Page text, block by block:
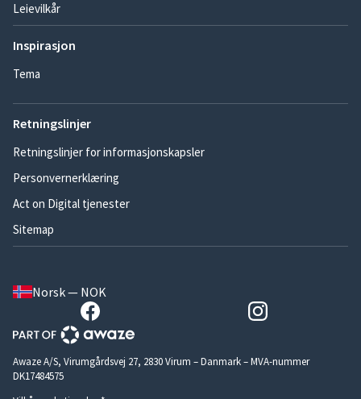
Leievilkår
Inspirasjon
Tema
Retningslinjer
Retningslinjer for informasjonskapsler
Personvernerklæring
Act on Digital tjenester
Sitemap
Norsk — NOK
Awaze A/S, Virumgårdsvej 27, 2830 Virum – Danmark – MVA-nummer
DK17484575